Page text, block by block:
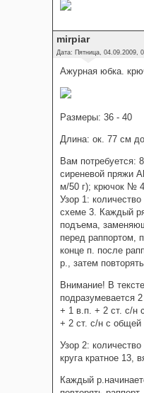
mirpiar
Дата: Пятница, 04.09.2009,
Ажурная юбка.
Размеры: 36 - 40
Длина: ок. 77 см
Вам потребуется:
сиреневой пряжи
м/50 г); крючок №
Узор 1:
схеме 3. Каждый
подъема,
перед раппортом,
конце п. после
р., затем
Внимание! В
подразумевается
+ 1 в.п. + 2 ст. с/н
+ 2 ст. с/н с общей
Узор 2:
круга кратное 13,
Каждый